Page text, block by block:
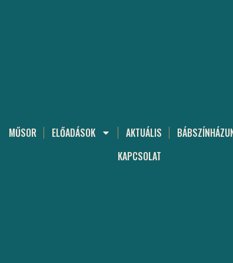
MŰSOR ELŐADÁSOK AKTUÁLIS
KAPCSOLAT